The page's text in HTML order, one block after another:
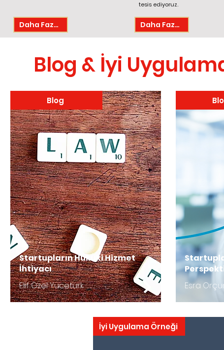
Daha Fazla
tesis ediyoruz.
Daha Fazla
Blog & İyi
Blog
Startupların Hukuki Hizmet
İhtiyacı
Elif Özel Yücetürk
Esra
İyi Uygulama Örneği